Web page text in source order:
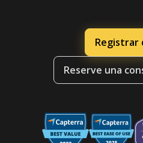
Registrar
Reserve una